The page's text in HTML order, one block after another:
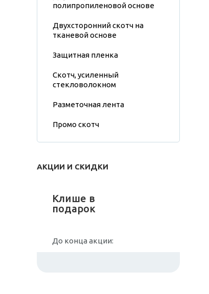
полипропиленовой основе
Двухсторонний скотч на
тканевой основе
Защитная пленка
Скотч, усиленный
стекловолокном
Разметочная лента
Промо скотч
АКЦИИ И СКИДКИ
Клише в
подарок
До конца акции: